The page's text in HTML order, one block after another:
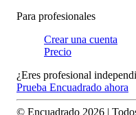
Para profesionales
Crear una cuenta
Precio
¿Eres profesional
Prueba Encuadrado ahora
© Encuadrado 2026 |